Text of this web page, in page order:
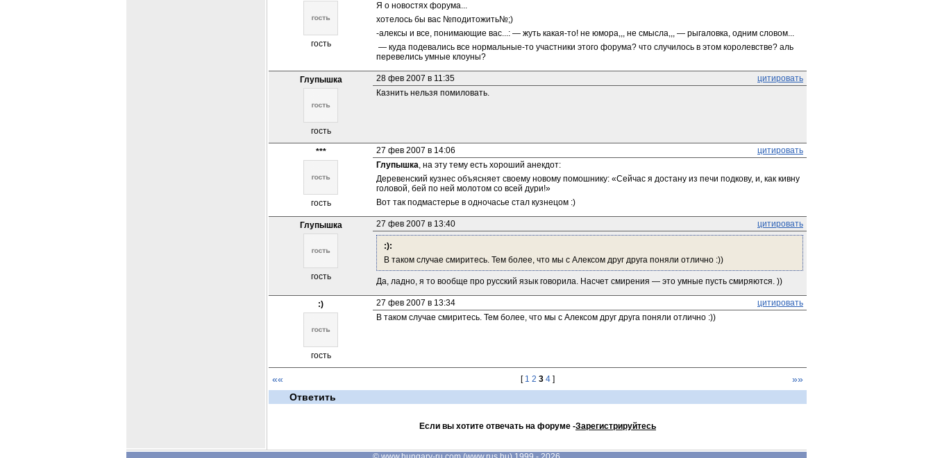
гость
Я о новостях форума...
хотелось бы вас №подитожить№;)
-алексы и все, понимающие вас...: — жуть какая-то! не юмора,,, не смысла,,, — рыгаловка, одним словом...
перевелись умные клоуны?
Глупышка
гость
28 фев 2007 в 11:35
цитировать
Казнить нельзя помиловать.
***
гость
27 фев 2007 в 14:06
цитировать
Глупышка, на эту тему есть хороший анекдот:
Деревенский кузнес объясняет своему новому помошнику: «Сейчас я достану из печи подкову, и, как кивну
головой, бей по ней молотом со всей дури!»
Вот так подмастерье в одночасье стал кузнецом :)
Глупышка
гость
27 фев 2007 в 13:40 цитировать
:):
В таком случае смиритесь. Тем более, что мы с Алексом друг друга поняли отлично :))
Да, ладно, я то вообще про русский язык говорила. Насчет смирения — это умные пусть смиряются. ))
:)
гость
27 фев 2007 в 13:34
цитировать
В таком случае смиритесь. Тем более, что мы с Алексом друг друга поняли отлично :))
«« [ 1 2 3 4 ]
»»
Ответить
Если вы хотите отвечать на форуме -Зарегистрируйтесь